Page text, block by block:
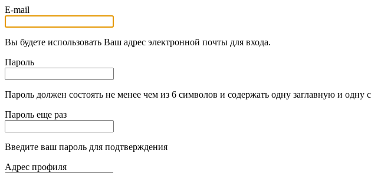
E-mail
Вы будете использовать Ваш адрес электронной почты для входа.
Пароль
Пароль должен состоять не менее чем из 6 символов и содержать одну заглавную и
Пароль еще раз
Введите ваш пароль для подтверждения
Адрес профиля